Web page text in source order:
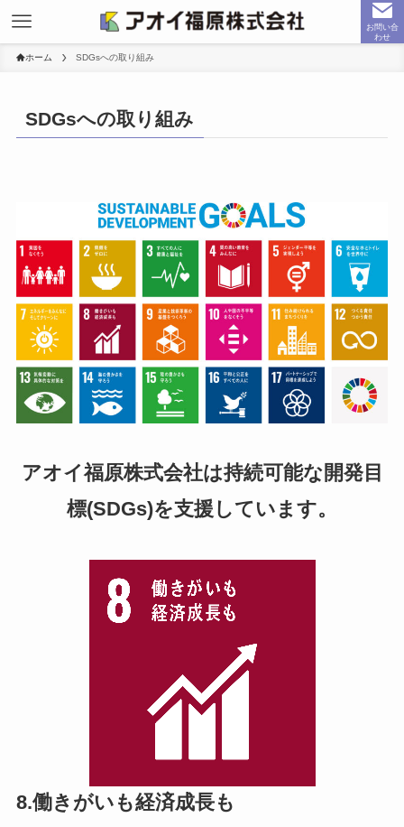
お問い合
わせ
ホーム SDGsへの取り組み
SDGsへの取り組み
アオイ福原株式会社は持続可能な開発目
標(SDGs)を支援しています。
8.働きがいも経済成長も